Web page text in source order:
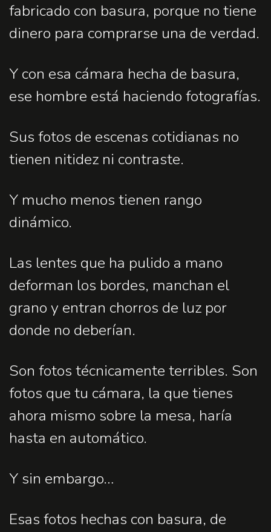
fabricado con basura, porque no tiene
dinero para comprarse una de verdad.
Y con esa cámara hecha de basura,
ese hombre está haciendo fotografías.
Sus fotos de escenas cotidianas no
tienen nitidez ni contraste.
Y mucho menos tienen rango
dinámico.
Las lentes que ha pulido a mano
deforman los bordes, manchan el
grano y entran chorros de luz por
donde no deberían.
Son fotos técnicamente terribles. Son
fotos que tu cámara, la que tienes
ahora mismo sobre la mesa, haría
hasta en automático.
Y sin embargo…
Esas fotos hechas con basura, de